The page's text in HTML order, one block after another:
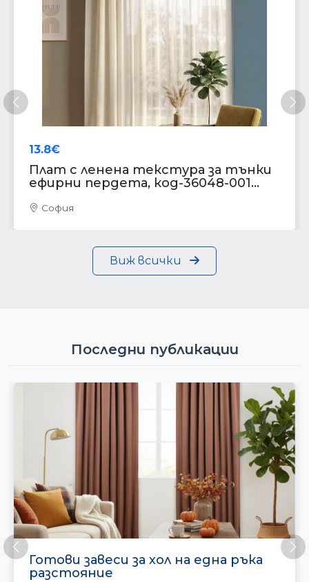
13.8€
Плат с ленена текстура за тънки
ефирни пердета, код-36048-001...
София
Предишна
Виж всички
Последни публикации
Готови завеси за хол на една ръка
разстояние
Предишна